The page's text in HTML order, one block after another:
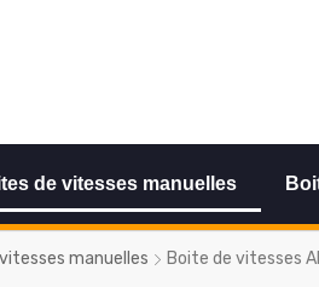
de vitesses manuelles
manuelles Boite de vitesses